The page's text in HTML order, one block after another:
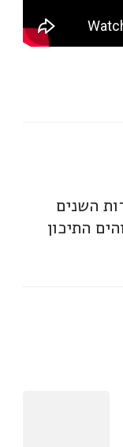
השנים
התיכון